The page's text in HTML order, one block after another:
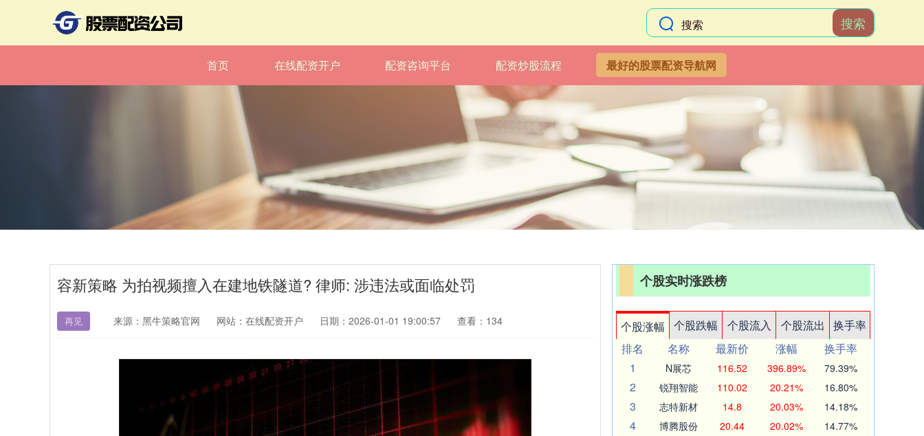
搜索
首页 在线配资开户 配资咨询平台 配资炒股流程 最好的股票配资导航网
容新策略 为拍视频擅入在建地铁隧道? 律师: 涉违法或面临处罚
再见 来源：黑牛策略官网 网站：在线配资开户 日期：2026-01-01 19:00:57 查看：134
个股实时涨跌榜
个股涨幅 个股跌幅 个股流入 个股流出
换手率
排名
名称 最新价 涨幅
换手率
1
N展芯 116.52 396.89% 79.39%
2 锐翔智能 110.02 20.21% 16.80%
3 志特新材 14.8 20.03% 14.18%
4 博腾股份 20.44 20.02% 14.77%